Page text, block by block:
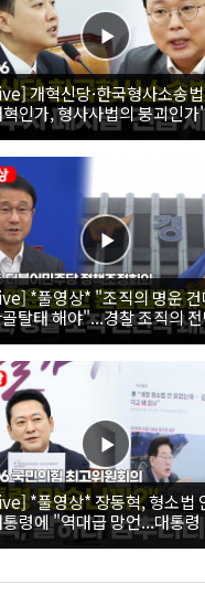
개혁신당·한국형사소송
인가, 형사사법의 붕괴인가
*풀영상* "조직의 명운 건
탈태 해야"...경찰 조직의
한병도 | 26.08.06 더불어
의
*풀영상* 장동혁, 형소법
령에 "역대급 망언...대통
국민의힘 최고위원회의